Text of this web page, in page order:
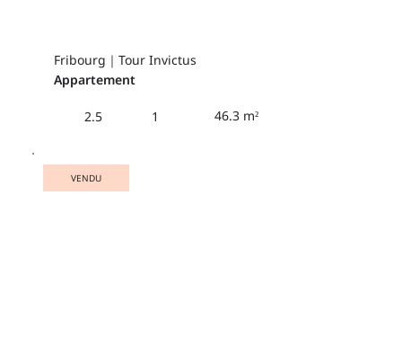
Fribourg｜Tour Invictus
Appartement
2.5 1 46.3 m²
VENDU